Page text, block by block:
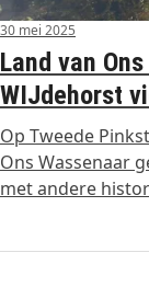
30 mei 2025
Land van
WIJdehorst
Op Tweede
Ons Wassenaar
met andere